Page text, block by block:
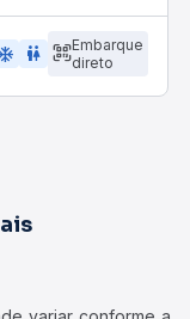
wc
Embarque
direto